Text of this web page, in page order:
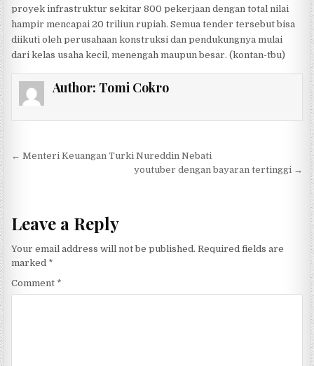
proyek infrastruktur sekitar 800 pekerjaan dengan total nilai
hampir mencapai 20 triliun rupiah. Semua tender tersebut bisa
diikuti oleh perusahaan konstruksi dan pendukungnya mulai
dari kelas usaha kecil, menengah maupun besar. (kontan-tbu)
Author: Tomi Cokro
Post navigation
← Menteri Keuangan Turki Nureddin Nebati
youtuber dengan bayaran tertinggi →
Leave a Reply
Your email address will not be published. Required fields are
marked *
Comment *